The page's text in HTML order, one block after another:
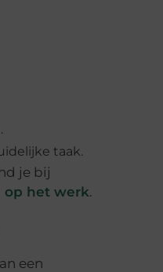
taak.
je bij
op het werk.
een